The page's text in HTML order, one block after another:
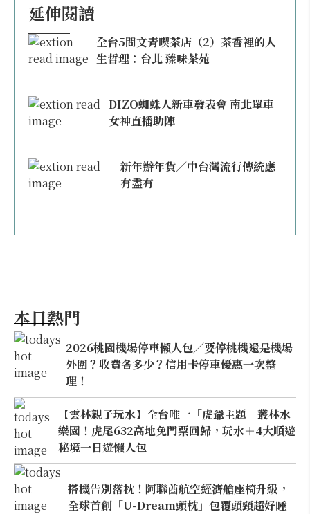
延伸閱讀
全台5間文青喫茶店（2）茶香裡的人
生哲理：台北 臻味茶苑
DIZO蜘蛛人新車發表會 南北單車
女神直播助陣
新年辦年貨／中台灣流行傳統應
有盡有
本日熱門
2026桃園機場停車懶人包／要停桃機還是機場
外圍？收費各多少？信用卡停車優惠一次整
理！
【雲林親子玩水】全台唯一「虎爺主題」叢林水
樂園！虎尾632高地免門票回歸，玩水＋4大順遊
秘境一日遊懶人包
搭機告別落枕！阿聯酋航空經濟艙座椅升級，
全球首創「U-Dream頭枕」包覆頭頸超好睡